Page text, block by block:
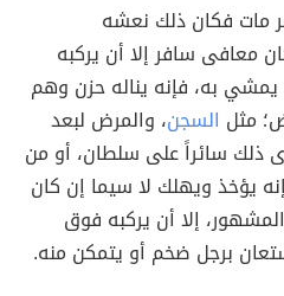
مات فكان ذلك نعشه
معافى سافر إلا أن يركبه
به، فإنه يناله حزن وهم
مثل السجن، والمرض لبعد
ذلك سائراً على سلطان، أو من
يؤخذ ويهلك لا سيما إن كان
إلا أن يركبه فوق
برجل ضخم أو يتمكن منه.